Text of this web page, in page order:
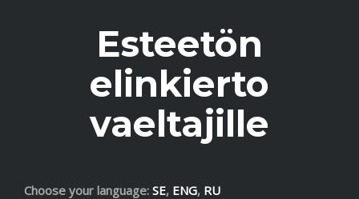
Esteetön
elinkierto
vaeltajille
Choose your language: SE, ENG, RU